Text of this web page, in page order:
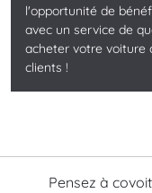
l'opportunité de
avec un service de
acheter votre voiture
clients !
Pensez à